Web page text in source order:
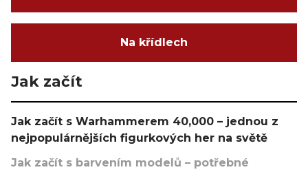
Na křídlech
Jak začít
Jak začít s Warhammerem 40,000 – jednou z
nejpopulárnějších figurkových her na světě
Jak začít s barvením modelů – potřebné